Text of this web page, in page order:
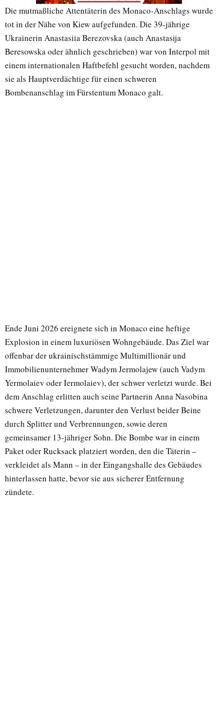
Die mutmaßliche Attentäterin des Monaco-Anschlags wurde
tot in der Nähe von Kiew aufgefunden. Die 39-jährige
Ukrainerin Anastasiia Berezovska (auch Anastasija
Beresowska oder ähnlich geschrieben) war von Interpol mit
einem internationalen Haftbefehl gesucht worden, nachdem
sie als Hauptverdächtige für einen schweren
Bombenanschlag im Fürstentum Monaco galt.
Ende Juni 2026 ereignete sich in Monaco eine heftige
Explosion in einem luxuriösen Wohngebäude. Das Ziel war
offenbar der ukrainischstämmige Multimillionär und
Immobilienunternehmer Wadym Jermolajew (auch Vadym
Yermolaiev oder Iermolaiev), der schwer verletzt wurde. Bei
dem Anschlag erlitten auch seine Partnerin Anna Nasobina
schwere Verletzungen, darunter den Verlust beider Beine
durch Splitter und Verbrennungen, sowie deren
gemeinsamer 13-jähriger Sohn. Die Bombe war in einem
Paket oder Rucksack platziert worden, den die Täterin –
verkleidet als Mann – in der Eingangshalle des Gebäudes
hinterlassen hatte, bevor sie aus sicherer Entfernung
zündete.